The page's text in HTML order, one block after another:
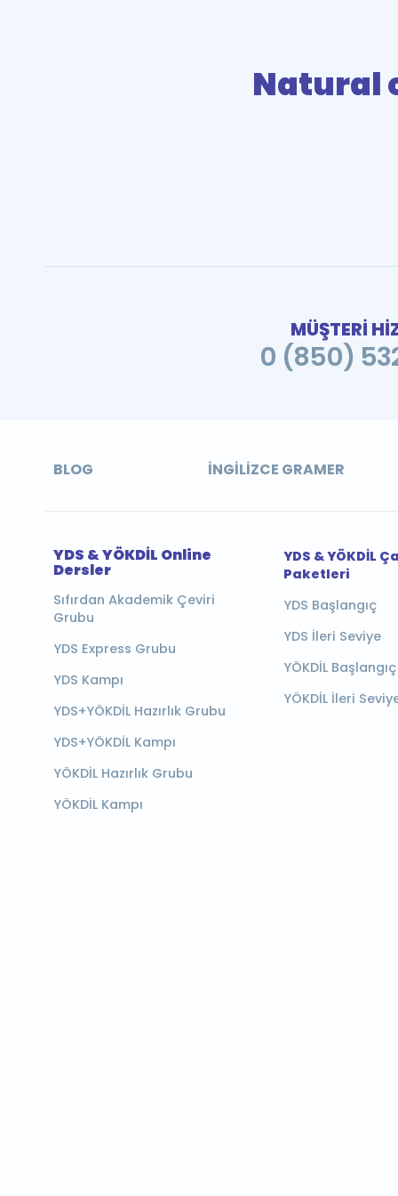
Natural
MÜŞTERİ
0 (850)
BLOG İNGILIZCE GRAMER
YDS & YÖKDİL Online
Dersler
Sıfırdan Akademik Çeviri
Grubu
YDS Express Grubu
YDS Kampı
YDS+YÖKDİL Hazırlık Grubu
YDS+YÖKDİL Kampı
YÖKDİL Hazırlık Grubu
YÖKDİL Kampı
YDS & YÖKDİL
Paketleri
YDS Başlangıç
YDS İleri Seviye
YÖKDİL Başlangıç
YÖKDİL İleri